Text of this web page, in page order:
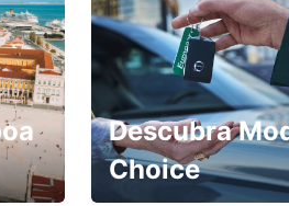
Descubra
Choice